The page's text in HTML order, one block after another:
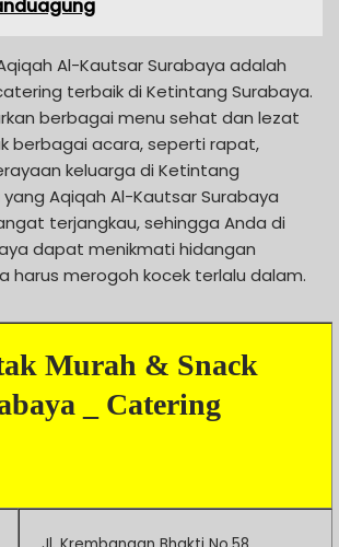
Al-Kautsar Surabaya adalah
terbaik di Ketintang Surabaya.
berbagai menu sehat dan lezat
berbagai acara, seperti rapat,
keluarga di Ketintang
Aqiqah Al-Kautsar Surabaya
terjangkau, sehingga Anda di
dapat menikmati hidangan
harus merogoh kocek terlalu dalam.
Murah & Snack
_ Catering